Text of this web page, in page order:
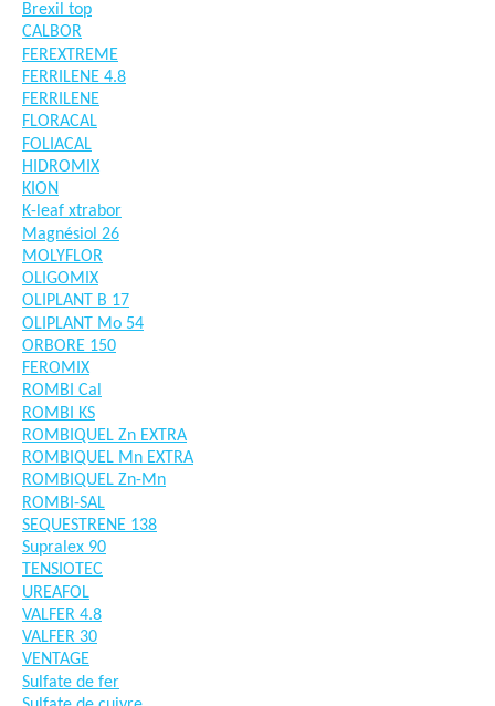
Brexil top
CALBOR
FEREXTREME
FERRILENE 4.8
FERRILENE
FLORACAL
FOLIACAL
HIDROMIX
KION
K-leaf xtrabor
Magnésiol 26
MOLYFLOR
OLIGOMIX
OLIPLANT B 17
OLIPLANT Mo 54
ORBORE 150
FEROMIX
ROMBI Cal
ROMBI KS
ROMBIQUEL Zn EXTRA
ROMBIQUEL Mn EXTRA
ROMBIQUEL Zn-Mn
ROMBI-SAL
SEQUESTRENE 138
Supralex 90
TENSIOTEC
UREAFOL
VALFER 4.8
VALFER 30
VENTAGE
Sulfate de fer